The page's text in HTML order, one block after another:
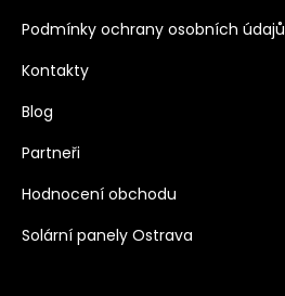
Podmínky ochrany osobních údajů
Kontakty
Blog
Partneři
Hodnocení obchodu
Solární panely Ostrava